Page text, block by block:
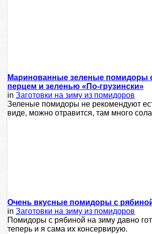
Маринованные зеленые помидоры
перцем и зеленью «По-грузински»
in Заготовки на зиму из помидоров
Зеленые помидоры не рекомендуют
виде, можно отравится, там много
Очень вкусные помидоры с
in Заготовки на зиму из помидоров
Помидоры с рябиной на зиму давно
теперь и я сама их консервирую.